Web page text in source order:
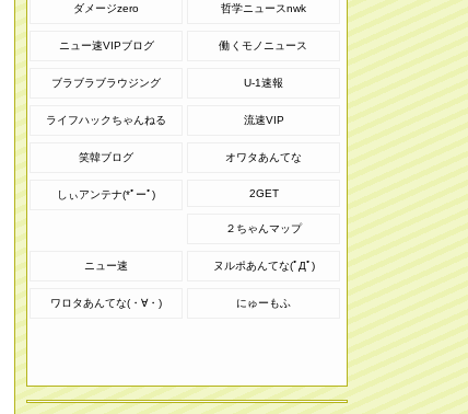
ダメージzero 哲学ニュースnwk
ニュー速VIPブログ 働くモノニュース
ブラブラブラウジング U-1速報
ライフハックちゃんねる 流速VIP
笑韓ブログ オワタあんてな
しぃアンテナ(*ﾟーﾟ) 2GET
２ちゃんマップ
ニュー速 ヌルポあんてな(ﾟДﾟ)
ワロタあんてな(・∀・) にゅーもふ